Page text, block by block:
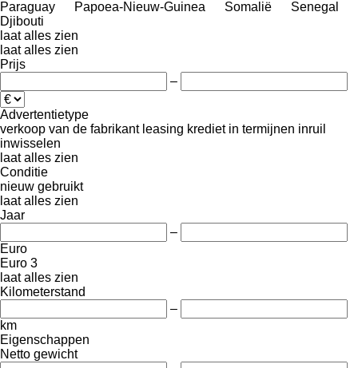
Paraguay Papoea-Nieuw-Guinea Somalië
Senegal
Djibouti
laat alles zien
laat alles zien
Prijs
–
Advertentietype
verkoop van de fabrikant leasing krediet in termijnen inruil
inwisselen
laat alles zien
Conditie
nieuw gebruikt
laat alles zien
Jaar
–
Euro
Euro 3
laat alles zien
Kilometerstand
–
km
Eigenschappen
Netto gewicht